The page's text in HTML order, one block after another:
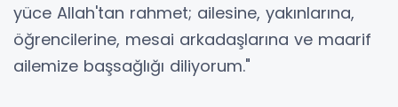
yüce Allah'tan rahmet; ailesine, yakınlarına,
öğrencilerine, mesai arkadaşlarına ve maarif
ailemize başsağlığı diliyorum."